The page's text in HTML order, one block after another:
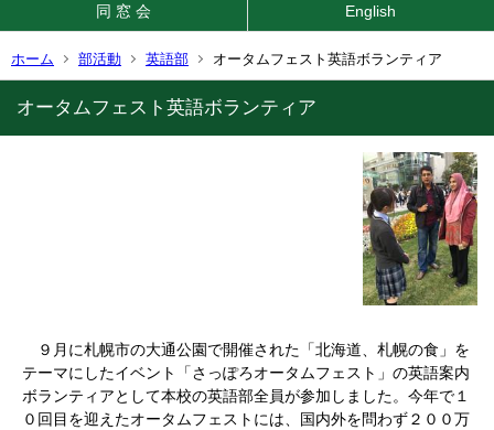
同 窓 会 English
ホーム 部活動 英語部 オータムフェスト英語ボランティア
オータムフェスト英語ボランティア
９月に札幌市の大通公園で開催された「北海道、札幌の食」を
テーマにしたイベント「さっぽろオータムフェスト」の英語案内
ボランティアとして本校の英語部全員が参加しました。今年で１
０回目を迎えたオータムフェストには、国内外を問わず２００万